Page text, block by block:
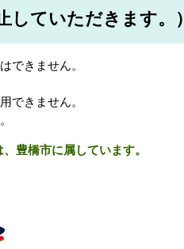
していただきます。）
できません。
できません。
豊橋市に属しています。